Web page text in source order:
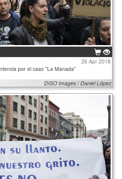
26 Apr 2018
por el caso "La Manada"
DISO Images / Daniel López